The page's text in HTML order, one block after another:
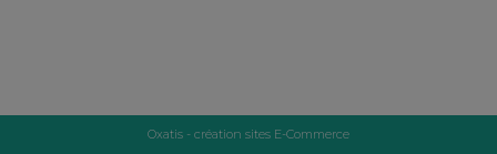
Oxatis - création sites E-Commerce